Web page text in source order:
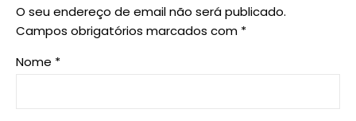
O seu endereço de email não será publicado.
Campos obrigatórios marcados com *
Nome *